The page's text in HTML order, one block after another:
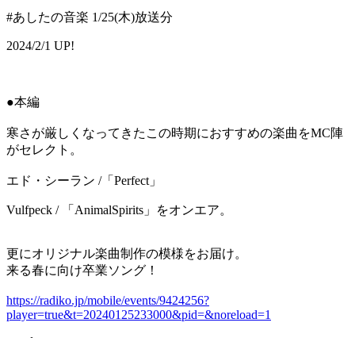
#あしたの音楽 1/25(木)放送分
2024/2/1 UP!
●本編
寒さが厳しくなってきたこの時期におすすめの楽曲をMC陣
がセレクト。
エド・シーラン /「Perfect」
Vulfpeck / 「AnimalSpirits」をオンエア。
更にオリジナル楽曲制作の模様をお届け。
来る春に向け卒業ソング！
https://radiko.jp/mobile/events/9424256?
player=true&t=20240125233000&pid=&noreload=1